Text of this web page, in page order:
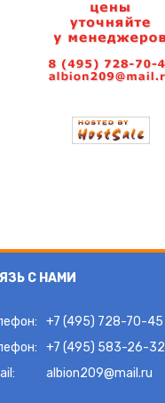
С НАМИ
+7 (495) 728-70-45
+7 (495) 583-26-32
albion209@mail.ru